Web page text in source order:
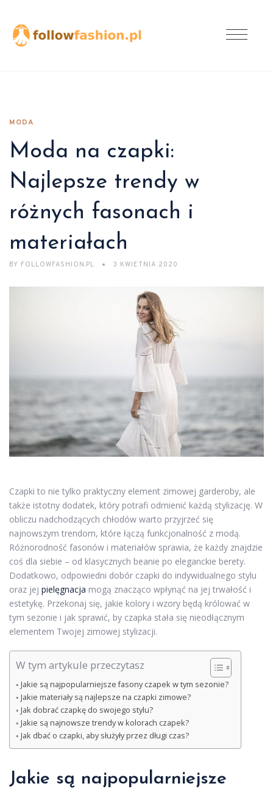
MODA
Moda na czapki:
Najlepsze trendy w
różnych fasonach i
materiałach
BY FOLLOWFASHION.PL 3 KWIETNIA 2020
Czapki to nie tylko praktyczny element zimowej garderoby, ale
także istotny dodatek, który potrafi odmienić każdą stylizację. W
obliczu nadchodzących chłodów warto przyjrzeć się
najnowszym trendom, które łączą funkcjonalność z modą.
Różnorodność fasonów i materiałów sprawia, że każdy znajdzie
coś dla siebie – od klasycznych beanie po eleganckie berety.
Dodatkowo, odpowiedni dobór czapki do indywidualnego stylu
oraz jej pielęgnacja mogą znacząco wpłynąć na jej trwałość i
estetykę. Przekonaj się, jakie kolory i wzory będą królować w
tym sezonie i jak sprawić, by czapka stała się nieodłącznym
elementem Twojej zimowej stylizacji.
W tym artykule przeczytasz
Jakie są najpopularniejsze fasony czapek w tym sezonie?
Jakie materiały są najlepsze na czapki zimowe?
Jak dobrać czapkę do swojego stylu?
Jakie są najnowsze trendy w kolorach czapek?
Jak dbać o czapki, aby służyły przez długi czas?
Jakie są najpopularniejsze